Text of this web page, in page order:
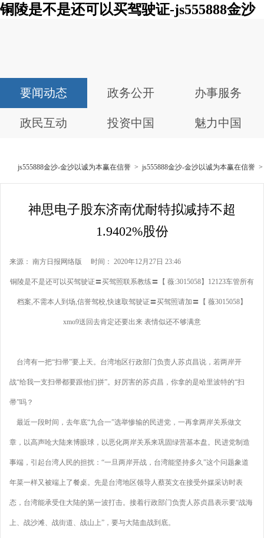
铜陵是不是还可以买驾驶证-js555888金沙
要闻动态 政务公开 办事服务
政民互动 投资中国 魅力中国
js555888金沙-金沙以诚为本赢在信誉 > js555888金沙-金沙以诚为本赢在信誉
神思电子股东济南优耐特拟减持不超
1.9402%股份
来源： 南方日报网络版 时间： 2020年12月27日 23:46
铜陵是不是还可以买驾驶证〓买驾照联系教练〓【 薇:3015058】12123车管所有
档案,不需本人到场,信誉驾校,快速取驾驶证〓买驾照请加〓【 薇3015058】
xmo9送回去肯定还要出来 表情似还不够满意
台湾有一把“扫帚”要上天。台湾地区行政部门负责人苏贞昌说，若两岸开
战“给我一支扫帚都要跟他们拼”。好厉害的苏贞昌，你拿的是哈里波特的“扫
帚”吗？
最近一段时间，去年底“九合一”选举惨输的民进党，一再拿两岸关系做文
章，以高声呛大陆来博眼球，以恶化两岸关系来巩固绿营基本盘。民进党制造
事端，引起台湾人民的担扰：“一旦两岸开战，台湾能坚持多久”这个问题象道
年菜一样又被端上了餐桌。先是台湾地区领导人蔡英文在接受外媒采访时表
态，台湾能承受住大陆的第一波打击。接着行政部门负责人苏贞昌表示要“战海
上、战沙滩、战街道、战山上”，要与大陆血战到底。